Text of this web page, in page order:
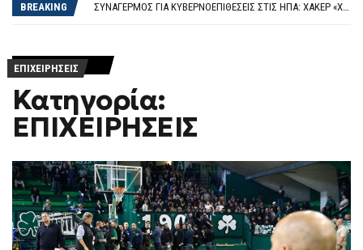
BREAKING
ΤΟ ΚΟΙΝΟΒΟΎΛΙΟ ΤΟΥ ΙΡΆΝ ΕΞΕΤΆΖΕΙ ΝΟΜΟΣΧΈΔΙΟ ΠΟΥ ΘΑ ΑΠΑΓΟΡΕΎΕΙ ΣΕ ΑΜΕΡΙΚΑΝΙΚΆ ΚΑΙ ΙΣΡΑΗΛΙΝΆ ΠΛΟΊΑ ΤΗ ΔΙΈΛΕΥΣΗ ΑΠΌ ΤΑ ΣΤΕΝΆ ΤΟΥ ΟΡΜΟΎΖ
ΕΠΙΧΕΙΡΗΣΕΙΣ
Κατηγορία:
ΕΠΙΧΕΙΡΗΣΕΙΣ